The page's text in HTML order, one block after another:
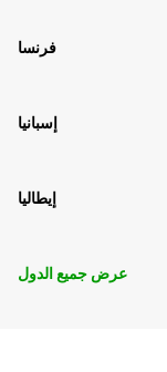
فرنسا
إسبانيا
إيطاليا
عرض جميع الدول